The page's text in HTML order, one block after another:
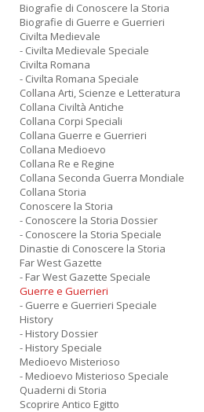
Biografie di Conoscere la Storia
Biografie di Guerre e Guerrieri
Civilta Medievale
- Civilta Medievale Speciale
Civilta Romana
- Civilta Romana Speciale
Collana Arti, Scienze e Letteratura
Collana Civiltà Antiche
Collana Corpi Speciali
Collana Guerre e Guerrieri
Collana Medioevo
Collana Re e Regine
Collana Seconda Guerra Mondiale
Collana Storia
Conoscere la Storia
- Conoscere la Storia Dossier
- Conoscere la Storia Speciale
Dinastie di Conoscere la Storia
Far West Gazette
- Far West Gazette Speciale
Guerre e Guerrieri
- Guerre e Guerrieri Speciale
History
- History Dossier
- History Speciale
Medioevo Misterioso
- Medioevo Misterioso Speciale
Quaderni di Storia
Scoprire Antico Egitto